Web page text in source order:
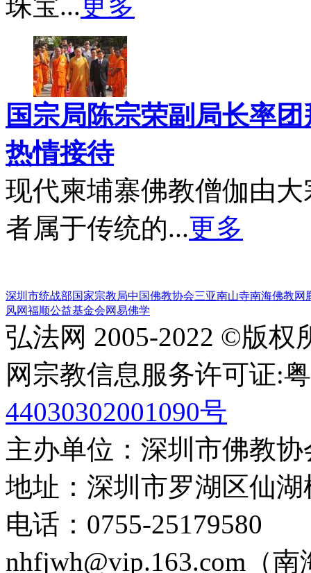
国宗局陈宗荣副局长率
热情接待
现代柬埔寨佛教僧伽由
者属于传统的...更多
深圳市统战部国家宗教局中国佛教协会三亚南山寺南海佛教网
风网福顺公益基金会网易佛学
弘法网 2005-2022 ©版权
网宗教信息服务许可证:
44030302001090号
主办单位：深圳市佛教
地址：深圳市罗湖区仙
电话：0755-25179580
nhfjwh@vip.163.com（南